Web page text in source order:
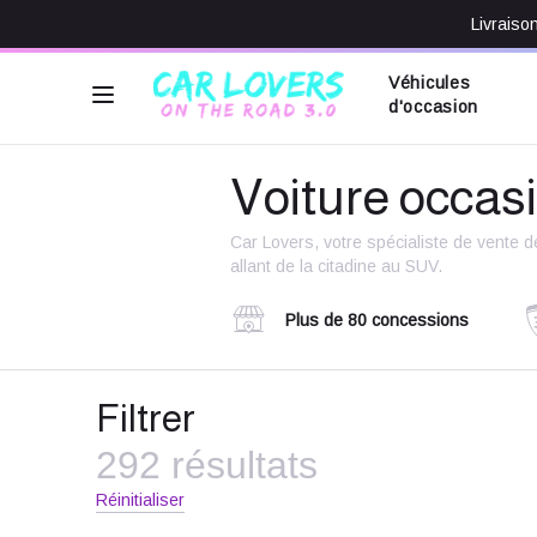
Véhicules
d'occasion
Voiture
Car Lovers, votre spécialiste de vente
allant de la citadine au SUV.
Plus de 80 concessions
Filtrer
292 résultats
Réinitialiser